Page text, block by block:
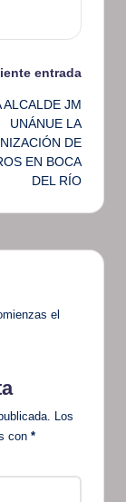
entrada
ALCALDE JM
UNÁNUE LA
DE
EN BOCA
DEL RÍO
el
Los
con *